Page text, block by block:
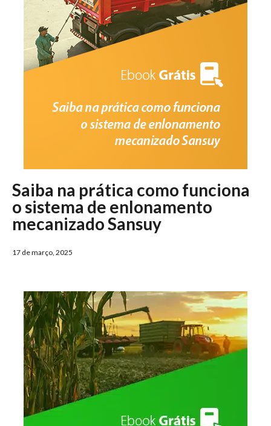
Saiba na prática como funciona
o sistema de enlonamento
mecanizado Sansuy
17 de março, 2025